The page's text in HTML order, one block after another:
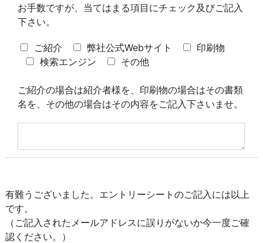
お手数ですが、当てはまる項目にチェック及びご記入
下さい。
ご紹介 弊社公式Webサイト
印刷物
検索エンジン
その他
ご紹介の場合は紹介者様を、印刷物の場合はその書類
名を、その他の場合はその内容をご記入下さいませ。
有難うございました。エントリーシートのご記入には以上
です。
（ご記入されたメールアドレスに誤りがないか今一度ご確
認ください。）